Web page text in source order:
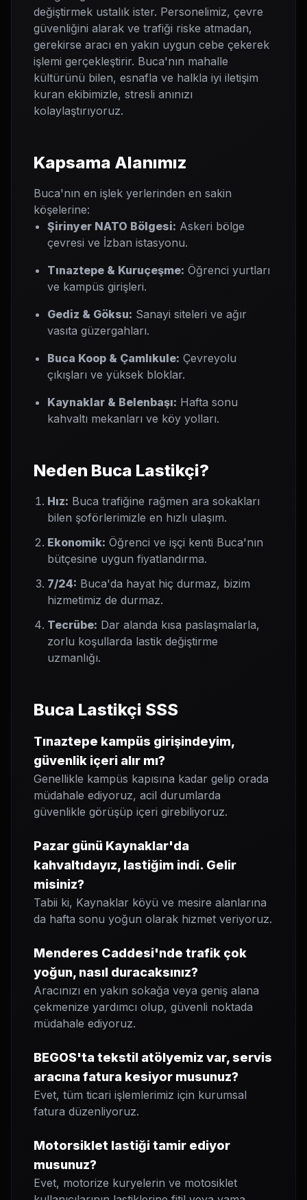
değiştirmek ustalık ister. Personelimiz, çevre
güvenliğini alarak ve trafiği riske atmadan,
gerekirse aracı en yakın uygun cebe çekerek
işlemi gerçekleştirir. Buca'nın mahalle
kültürünü bilen, esnafla ve halkla iyi iletişim
kuran ekibimizle, stresli anınızı
kolaylaştırıyoruz.
Kapsama Alanımız
Buca'nın en işlek yerlerinden en sakin
köşelerine:
Şirinyer NATO Bölgesi: Askeri bölge
çevresi ve İzban istasyonu.
Tınaztepe & Kuruçeşme: Öğrenci yurtları
ve kampüs girişleri.
Gediz & Göksu: Sanayi siteleri ve ağır
vasıta güzergahları.
Buca Koop & Çamlıkule: Çevreyolu
çıkışları ve yüksek bloklar.
Kaynaklar & Belenbaşı: Hafta sonu
kahvaltı mekanları ve köy yolları.
Neden Buca Lastikçi?
Hız: Buca trafiğine rağmen ara sokakları
bilen şoförlerimizle en hızlı ulaşım.
Ekonomik: Öğrenci ve işçi kenti Buca'nın
bütçesine uygun fiyatlandırma.
7/24: Buca'da hayat hiç durmaz, bizim
hizmetimiz de durmaz.
Tecrübe: Dar alanda kısa paslaşmalarla,
zorlu koşullarda lastik değiştirme
uzmanlığı.
Buca Lastikçi SSS
Tınaztepe kampüs girişindeyim,
güvenlik içeri alır mı?
Genellikle kampüs kapısına kadar gelip orada
müdahale ediyoruz, acil durumlarda
güvenlikle görüşüp içeri girebiliyoruz.
Pazar günü Kaynaklar'da
kahvaltıdayız, lastiğim indi. Gelir
misiniz?
Tabii ki, Kaynaklar köyü ve mesire alanlarına
da hafta sonu yoğun olarak hizmet veriyoruz.
Menderes Caddesi'nde trafik çok
yoğun, nasıl duracaksınız?
Aracınızı en yakın sokağa veya geniş alana
çekmenize yardımcı olup, güvenli noktada
müdahale ediyoruz.
BEGOS'ta tekstil atölyemiz var, servis
aracına fatura kesiyor musunuz?
Evet, tüm ticari işlemlerimiz için kurumsal
fatura düzenliyoruz.
Motorsiklet lastiği tamir ediyor
musunuz?
Evet, motorize kuryelerin ve motosiklet